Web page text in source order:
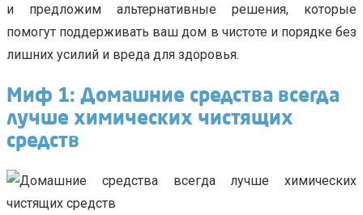
и предложим альтернативные решения, которые
помогут поддерживать ваш дом в чистоте и порядке без
лишних усилий и вреда для здоровья.
Миф 1: Домашние средства всегда
лучше химических чистящих
средств